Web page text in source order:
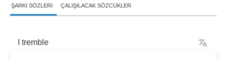
ŞARKI SÖZLERI ÇALIŞILACAK SÖZCÜKLER
tremble